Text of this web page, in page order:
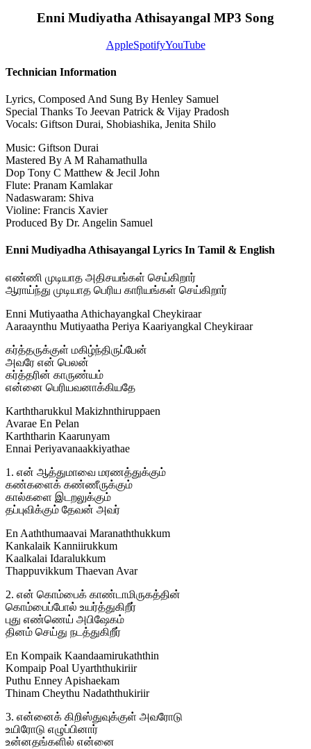
Enni Mudiyatha Athisayangal MP3 Song
AppleSpotifyYouTube
Technician Information
Lyrics, Composed And Sung By Henley Samuel
Special Thanks To Jeevan Patrick & Vijay Pradosh
Vocals: Giftson Durai, Shobiashika, Jenita Shilo
Music: Giftson Durai
Mastered By A M Rahamathulla
Dop Tony C Matthew & Jecil John
Flute: Pranam Kamlakar
Nadaswaram: Shiva
Violine: Francis Xavier
Produced By Dr. Angelin Samuel
Enni Mudiyadha Athisayangal Lyrics In Tamil & English
எண்ணி முடியாத அதிசயங்கள் செய்கிறார்
ஆராய்ந்து முடியாத பெரிய காரியங்கள் செய்கிறார்
Enni Mutiyaatha Athichayangkal Cheykiraar
Aaraaynthu Mutiyaatha Periya Kaariyangkal Cheykiraar
கர்த்தருக்குள் மகிழ்ந்திருப்பேன்
அவரே என் பெலன்
கர்த்தரின் காருண்யம்
என்னை பெரியவனாக்கியதே
Karththarukkul Makizhnthiruppaen
Avarae En Pelan
Karththarin Kaarunyam
Ennai Periyavanaakkiyathae
1. என் ஆத்துமாவை மரணத்துக்கும்
கண்களைக் கண்ணீருக்கும்
கால்களை இடறலுக்கும்
தப்புவிக்கும் தேவன் அவர்
En Aaththumaavai Maranaththukkum
Kankalaik Kanniirukkum
Kaalkalai Idaralukkum
Thappuvikkum Thaevan Avar
2. என் கொம்பைக் காண்டாமிருகத்தின்
கொம்பைப்போல் உயர்த்துகிறீர்
புது எண்ணெய் அபிஷேகம்
தினம் செய்து நடத்துகிறீர்
En Kompaik Kaandaamirukaththin
Kompaip Poal Uyarththukiriir
Puthu Enney Apishaekam
Thinam Cheythu Nadaththukiriir
3. என்னைக் கிறிஸ்துவுக்குள் அவரோடு
உயிரோடு எழுப்பினார்
உன்னதங்களில் என்னை